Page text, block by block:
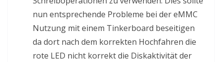
nun entsprechende Probleme bei der eMMC
Nutzung mit einem Tinkerboard beseitigen
da dort nach dem korrekten Hochfahren die
rote LED nicht korrekt die Diskaktivität der